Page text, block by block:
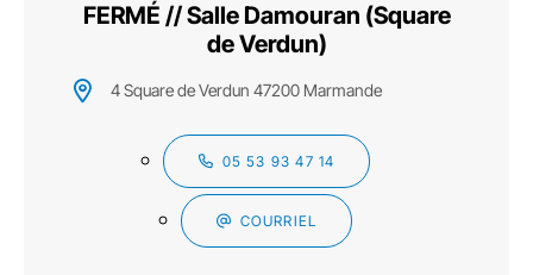
FERMÉ // Salle Damouran (Square
de Verdun)
4 Square de Verdun 47200 Marmande
05 53 93 47 14
COURRIEL